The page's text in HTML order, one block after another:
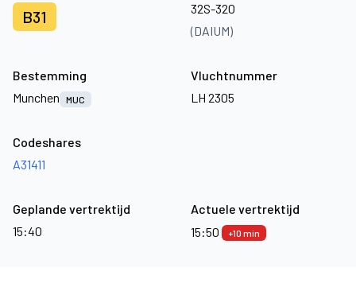
B31
32S-320
(DAIUM)
Bestemming
Munchen
MUC
Vluchtnummer
LH 2305
Codeshares
A31411
Geplande vertrektijd
15:40
Actuele vertrektijd
15:50
+10 min